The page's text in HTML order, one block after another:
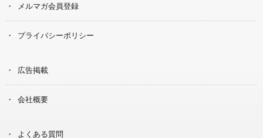
メルマガ会員登録
プライバシーポリシー
広告掲載
会社概要
よくある質問